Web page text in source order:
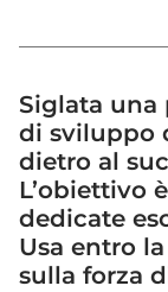
Siglata una
di sviluppo
dietro al
L’obiettivo
dedicate
Usa entro
sulla forza